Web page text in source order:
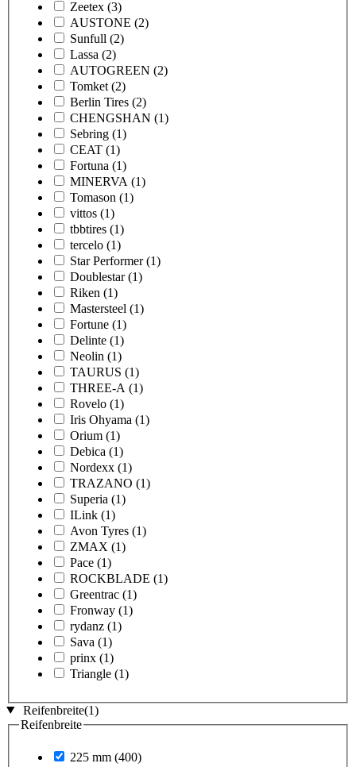
Zeetex (3)
AUSTONE (2)
Sunfull (2)
Lassa (2)
AUTOGREEN (2)
Tomket (2)
Berlin Tires (2)
CHENGSHAN (1)
Sebring (1)
CEAT (1)
Fortuna (1)
MINERVA (1)
Tomason (1)
vittos (1)
tbbtires (1)
tercelo (1)
Star Performer (1)
Doublestar (1)
Riken (1)
Mastersteel (1)
Fortune (1)
Delinte (1)
Neolin (1)
TAURUS (1)
THREE-A (1)
Rovelo (1)
Iris Ohyama (1)
Orium (1)
Debica (1)
Nordexx (1)
TRAZANO (1)
Superia (1)
ILink (1)
Avon Tyres (1)
ZMAX (1)
Pace (1)
ROCKBLADE (1)
Greentrac (1)
Fronway (1)
rydanz (1)
Sava (1)
prinx (1)
Triangle (1)
Reifenbreite(1)
Reifenbreite
225 mm (400)